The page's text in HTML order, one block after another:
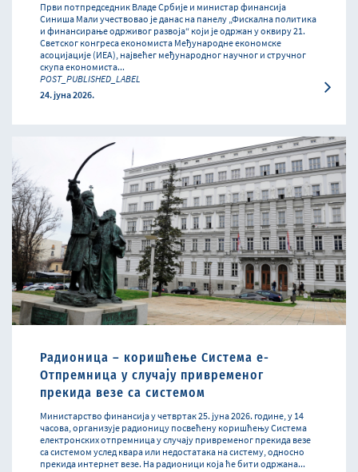
Први потпредседник Владе Србије и министар финансија
Синиша Мали учествовао је данас на панелу „Фискална политика
и финансирање одрживог развоја“ који је одржан у оквиру 21.
Светског конгреса економиста Међународне економске
асоцијације (ИЕА), највећег међународног научног и стручног
скупа економиста...
POST_PUBLISHED_LABEL
24. јуна 2026.
Радионица – коришћење Система е-
Отпремница у случају привременог
прекида везе са системом
Министарство финансија у четвртак 25. јуна 2026. године, у 14
часова, организује радионицу посвећену коришћењу Система
електронских отпремница у случају привременог прекида везе
са системом услед квара или недостатака на систему, односно
прекида интернет везе. На радионици која ће бити одржана...